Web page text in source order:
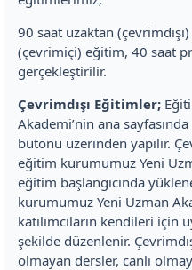
90 saat uzaktan
(çevrimiçi) eğitim, 40 saat
gerçekleştirilir.
Çevrimdışı Eğitimler;
Akademi’nin ana
butonu üzerinden yapılır.
eğitim kurumumuz Yeni
eğitim başlangıcında
kurumumuz Yeni Uzman
katılımcıların kendileri
şekilde düzenlenir.
olmayan dersler, canlı